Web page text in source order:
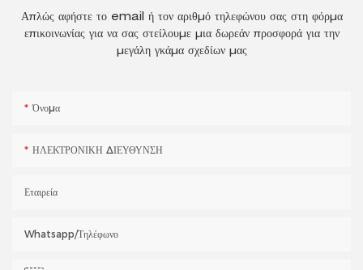
Απλώς αφήστε το email ή τον αριθμό τηλεφώνου σας στη φόρμα
επικοινωνίας για να σας στείλουμε μια δωρεάν προσφορά για την
μεγάλη γκάμα σχεδίων μας
Όνομα
ΗΛΕΚΤΡΟΝΙΚΗ ΔΙΕΥΘΥΝΣΗ
Εταιρεία
Whatsapp/τηλέφωνο